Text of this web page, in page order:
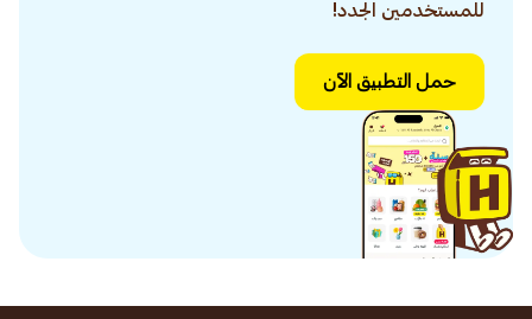
للمستخدمين الجدد!
حمل التطبيق الآن